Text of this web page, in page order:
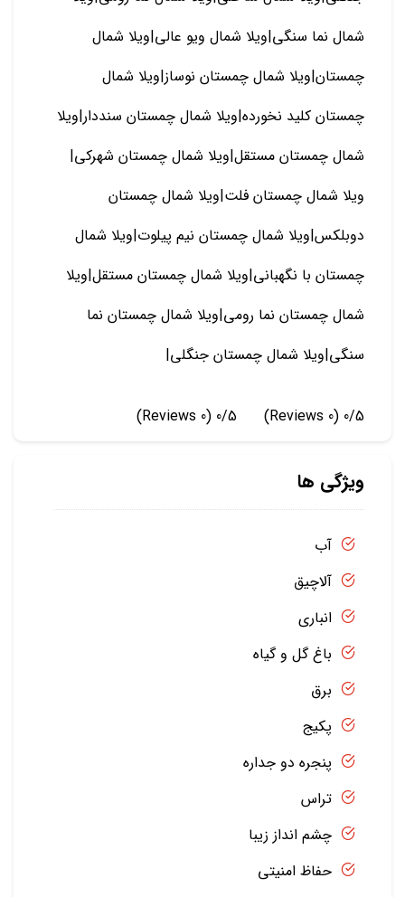
شمال نما سنگی|ویلا شمال ویو عالی|ویلا شمال
چمستان|ویلا شمال چمستان نوساز|ویلا شمال
چمستان کلید نخورده|ویلا شمال چمستان سنددار|ویلا
شمال چمستان مستقل|ویلا شمال چمستان شهرکی|
ویلا شمال چمستان فلت|ویلا شمال چمستان
دوبلکس|ویلا شمال چمستان نیم پیلوت|ویلا شمال
چمستان با نگهبانی|ویلا شمال چمستان مستقل|ویلا
شمال چمستان نما رومی|ویلا شمال چمستان نما
سنگی|ویلا شمال چمستان جنگلی|
0/5
(0 Reviews)
0/5
(0 Reviews)
ویژگی ها
آب
آلاچیق
انباری
باغ گل و گیاه
برق
پکیج
پنجره دو جداره
تراس
چشم انداز زیبا
حفاظ امنیتی